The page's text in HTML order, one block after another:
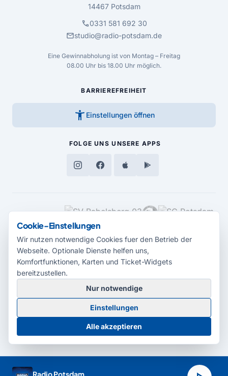
Radio Potsdam
14467 Potsdam
call0331 581 692 30
mailstudio@radio-potsdam.de
Eine Gewinnabholung ist von Montag – Freitag
08.00 Uhr bis 18.00 Uhr möglich.
BARRIEREFREIHEIT
accessibility_new Einstellungen öffnen
FOLGE UNS UNSERE APPS
MEDIENPARTNER
© 2026 Radio Potsdam. Webseite entwickelt durch dieMedienagentur
Babelsberg
BarrierefreiheitserklärungAGBDatenschutzImpressum
Cookie-Einstellungen
Cookie-Einstellungen
Wir nutzen notwendige Cookies fuer den Betrieb der
Webseite. Optionale Dienste helfen uns,
Komfortfunktionen, Karten und Ticket-Widgets
bereitzustellen.
Nur notwendige
Einstellungen
Alle akzeptieren